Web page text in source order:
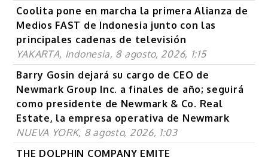
Coolita pone en marcha la primera Alianza de
Medios FAST de Indonesia junto con las
principales cadenas de televisión
YAKARTA, Indonesia, 8 agosto, 2026, 1:15
Barry Gosin dejará su cargo de CEO de
Newmark Group Inc. a finales de año; seguirá
como presidente de Newmark & Co. Real
Estate, la empresa operativa de Newmark
NUEVA YORK, 8 agosto, 2026, 1:03
THE DOLPHIN COMPANY EMITE